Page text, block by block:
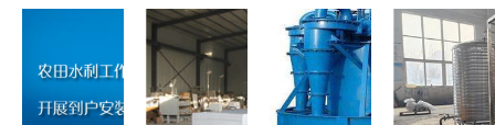
浆度测定仪
为例解析浆
瑞品质有保
证，打造水
资源专用机
洗车设备与
水资源专用
机械的绿色
直供 高效
水资源专用
机械助力现